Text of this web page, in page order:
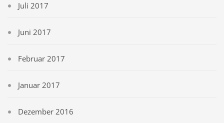
Juli 2017
Juni 2017
Februar 2017
Januar 2017
Dezember 2016